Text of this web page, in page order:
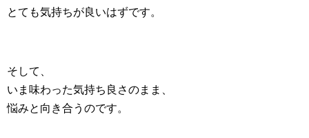
とても気持ちが良いはずです。
そして、
いま味わった気持ち良さのまま、
悩みと向き合うのです。